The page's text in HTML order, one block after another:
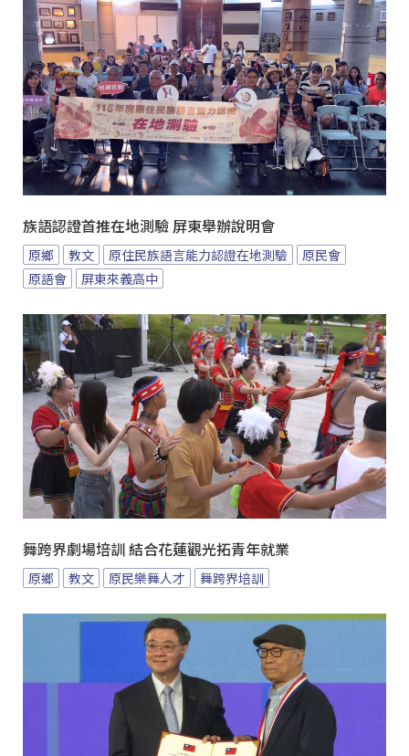
族語認證首推在地測驗 屏東舉辦說明會
原鄉 教文 原住民族語言能力認證在地測驗
原民會
原語會
屏東來義高中
舞跨界劇場培訓 結合花蓮觀光拓青年就業
原鄉 教文 原民樂舞人才 舞跨界培訓